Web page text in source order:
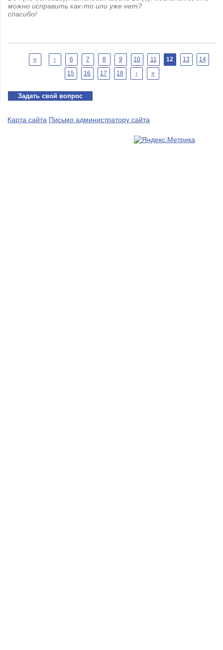
можно исправить как-то или уже нет?
спасибо!
Страницы
« ‹ 6 7 8 9 10 11 12 13
14
15
16 17 18 › »
Задать свой вопрос
Карта сайта Письмо администратору сайта